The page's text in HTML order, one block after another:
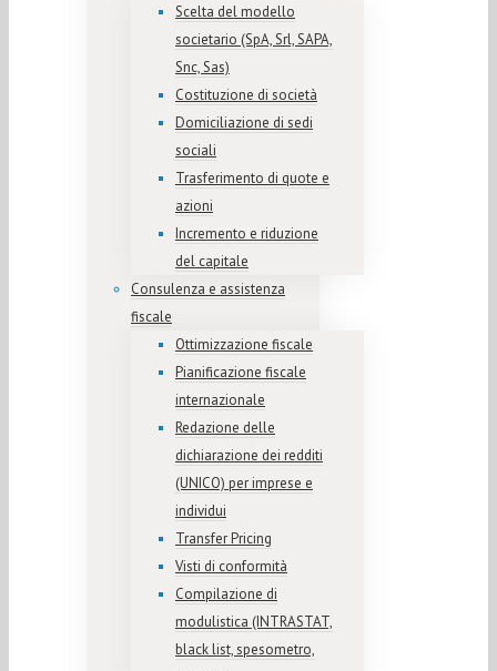
Scelta del modello
societario (SpA, Srl, SAPA,
Snc, Sas)
Costituzione di società
Domiciliazione di sedi
sociali
Trasferimento di quote e
azioni
Incremento e riduzione
del capitale
Consulenza e assistenza
fiscale
Ottimizzazione fiscale
Pianificazione fiscale
internazionale
Redazione delle
dichiarazione dei redditi
(UNICO) per imprese e
individui
Transfer Pricing
Visti di conformità
Compilazione di
modulistica (INTRASTAT,
black list, spesometro,